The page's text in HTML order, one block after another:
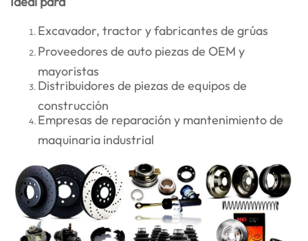
Excavador, tractor y fabricantes de grúas
Proveedores de auto piezas de OEM y
mayoristas
Distribuidores de piezas de equipos de
construcción
Empresas de reparación y mantenimiento de
maquinaria industrial